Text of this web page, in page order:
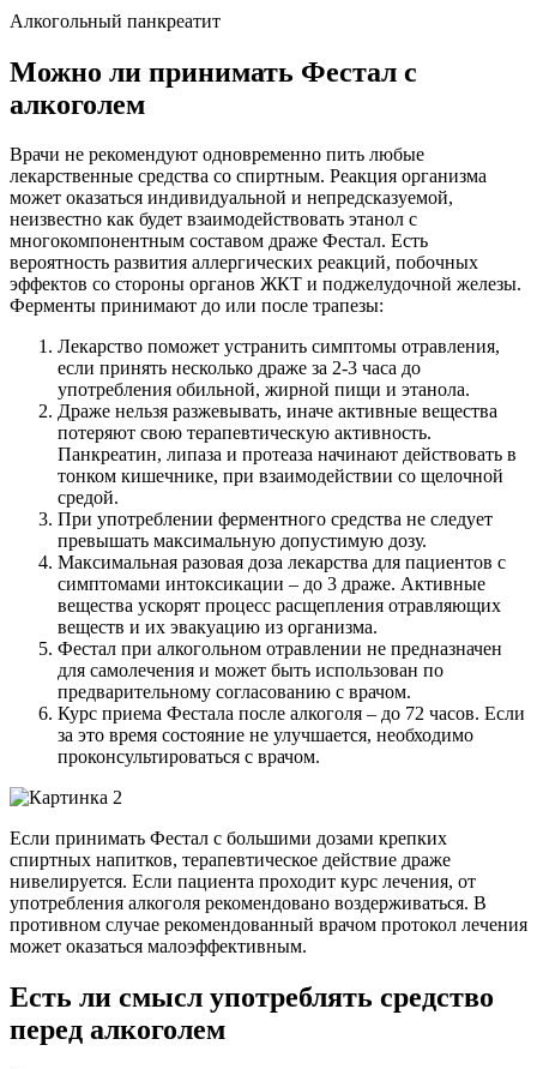
Алкогольный панкреатит
Можно ли принимать Фестал с
алкоголем
Врачи не рекомендуют одновременно пить любые
лекарственные средства со спиртным. Реакция организма
может оказаться индивидуальной и непредсказуемой,
неизвестно как будет взаимодействовать этанол с
многокомпонентным составом драже Фестал. Есть
вероятность развития аллергических реакций, побочных
эффектов со стороны органов ЖКТ и поджелудочной железы.
Ферменты принимают до или после трапезы:
Лекарство поможет устранить симптомы отравления,
если принять несколько драже за 2-3 часа до
употребления обильной, жирной пищи и этанола.
Драже нельзя разжевывать, иначе активные вещества
потеряют свою терапевтическую активность.
Панкреатин, липаза и протеаза начинают действовать в
тонком кишечнике, при взаимодействии со щелочной
средой.
При употреблении ферментного средства не следует
превышать максимальную допустимую дозу.
Максимальная разовая доза лекарства для пациентов с
симптомами интоксикации – до 3 драже. Активные
вещества ускорят процесс расщепления отравляющих
веществ и их эвакуацию из организма.
Фестал при алкогольном отравлении не предназначен
для самолечения и может быть использован по
предварительному согласованию с врачом.
Курс приема Фестала после алкоголя – до 72 часов. Если
за это время состояние не улучшается, необходимо
проконсультироваться с врачом.
Если принимать Фестал с большими дозами крепких
спиртных напитков, терапевтическое действие драже
нивелируется. Если пациента проходит курс лечения, от
употребления алкоголя рекомендовано воздерживаться. В
противном случае рекомендованный врачом протокол лечения
может оказаться малоэффективным.
Есть ли смысл употреблять средство
перед алкоголем